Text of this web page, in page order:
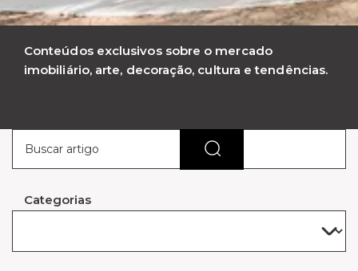
Conteúdos exclusivos sobre o mercado
imobiliário, arte, decoração, cultura e tendências.
Categorias